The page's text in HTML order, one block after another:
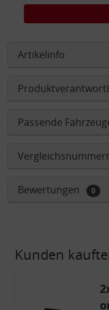
Artikelinfo
Passende
Bewertungen 0
Kunden